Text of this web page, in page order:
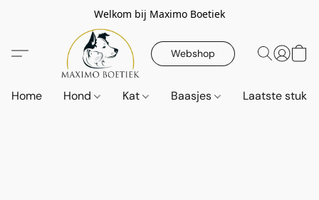
Welkom bij Maximo Boetiek
Webshop
Home Hond Kat Baasjes Laatste stuks!